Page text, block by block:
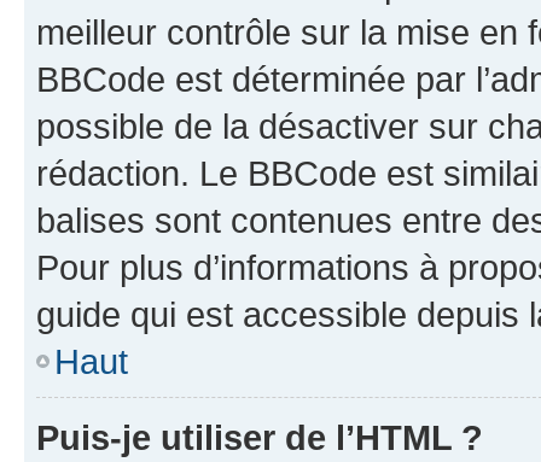
meilleur contrôle sur la mise en
BBCode est déterminée par
possible de la désactiver sur
rédaction. Le BBCode est
balises sont contenues entre
Pour plus d’informations à
guide qui est accessible depuis
Haut
Puis-je utiliser de l’HTML ?